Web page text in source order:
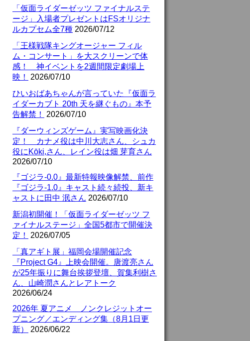
「仮面ライダーゼッツ ファイナルステ
ージ」入場者プレゼントはFSオリジナ
ルカプセム全7種 2026/07/12
「王様戦隊キングオージャー フィル
ム・コンサート」を大スクリーンで体
感！ 神イベントを2週間限定劇場上
映！
2026/07/10
ひいおばあちゃんが言っていた『仮面ラ
イダーカブト 20th 天を継ぐもの』本予
告解禁！
2026/07/10
『ダーウィンズゲーム』実写映画化決
定！ カナメ役は中川大志さん、シュカ
役にKōki,さん、レイン役は畑 芽育さん
2026/07/10
『ゴジラ-0.0』最新特報映像解禁、前作
『ゴジラ-1.0』キャスト続々続投、新キ
ャストに田中 泯さん 2026/07/10
新潟初開催！「仮面ライダーゼッツ フ
ァイナルステージ」全国5都市で開催決
定！
2026/07/05
「真アギト展」福岡会場開催記念
『Project G4』上映会開催。唐渡亮さん
が25年振りに舞台挨拶登壇、賀集利樹さ
ん、山崎潤さんとレアトーク
2026/06/24
2026年 夏アニメ ノンクレジットオー
プニング／エンディング集（8月1日更
新）
2026/06/22